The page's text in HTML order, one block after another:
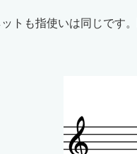
トも指使いは同じです。